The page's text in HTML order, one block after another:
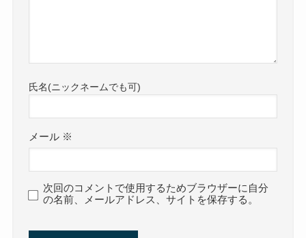
メール ※
次回のコメントで使用するためブラウザーに自分
の名前、メールアドレス、サイトを保存する。